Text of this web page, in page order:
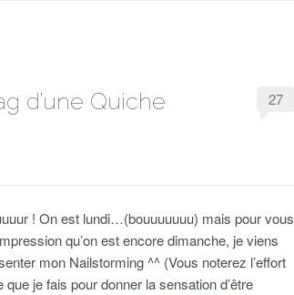
d’une Quiche
27
! On est lundi…(bouuuuuuu) mais pour vous
qu’on est encore dimanche, je viens
mon Nailstorming ^^ (Vous noterez l’effort
que je fais pour donner la sensation d’être